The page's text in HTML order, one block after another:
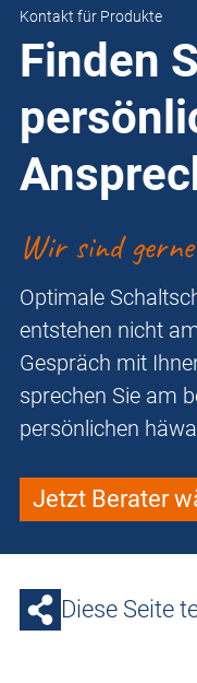
Kontakt für Produkte
Finden
Wir sind
Optimale
entstehen nicht
Gespräch mit
sprechen Sie am
persönlichen
Jetzt Berater
Diese Seite